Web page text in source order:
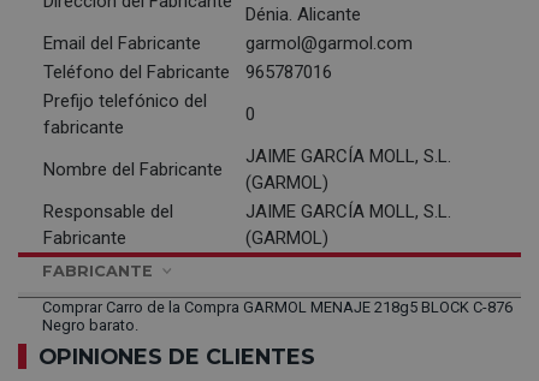
Dénia. Alicante
Email del Fabricante
garmol@garmol.com
Teléfono del Fabricante
965787016
Prefijo telefónico del
fabricante
0
Nombre del Fabricante
JAIME GARCÍA MOLL, S.L.
(GARMOL)
Responsable del
Fabricante
JAIME GARCÍA MOLL, S.L.
(GARMOL)
FABRICANTE
Comprar Carro de la Compra GARMOL MENAJE 218g5 BLOCK C-876
Negro barato.
OPINIONES DE CLIENTES